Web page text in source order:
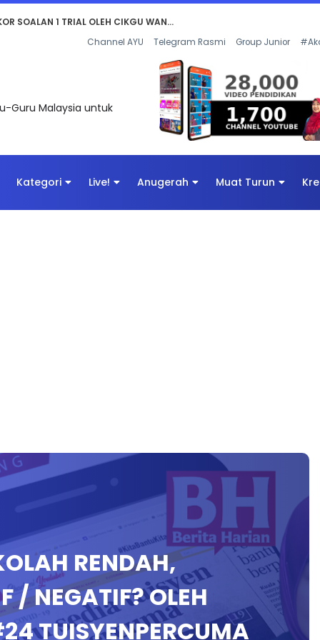
DIGITAL PENYELAMAT DUNIA
Channel AYU Telegram Rasmi Group Junior
Guru Malaysia untuk
Kategori Live! Anugerah Muat Turun
RENDAH,
/ NEGATIF? OLEH
TUISYENPERCUMA